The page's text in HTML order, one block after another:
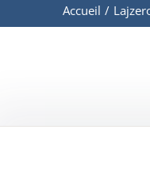
Accueil /